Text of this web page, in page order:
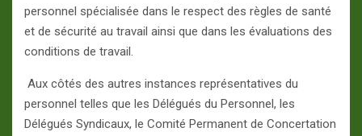
personnel spécialisée dans le respect des règles de santé
et de sécurité au travail ainsi que dans les évaluations des
conditions de travail.
Aux côtés des autres instances représentatives du
personnel telles que les Délégués du Personnel, les
Délégués Syndicaux, le Comité Permanent de Concertation